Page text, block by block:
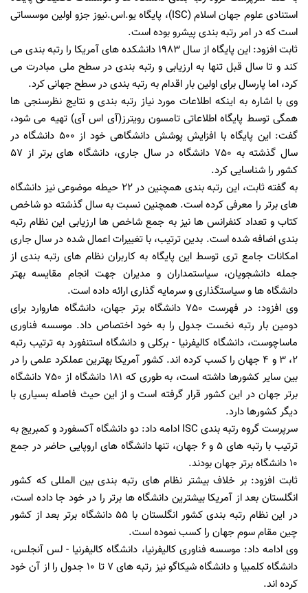
استنادی علوم جهان اسلام (ISC)، پایگاه یو.اس.نیوز جزو اولین موسساتی
است که در امر رتبه بندی پیشرو بوده است.
ثابت افزود: این پایگاه از سال 1983 دانشکده های آمریکا را رتبه بندی می
کند و تا سال قبل تنها به ارزیابی و رتبه بندی در سطح ملی مبادرت می
کرد، اما پارسال برای اولین بار اقدام به رتبه بندی در سطح جهانی کرد.
وی با اشاره به اینکه اطلاعات مورد نیاز رتبه بندی و نتایج نظرسنجی ها
همگی توسط پایگاه اطلاعاتی تامسون رویترز(آی اس آی) تهیه می شود،
گفت: این پایگاه با افزایش پوشش دانشگاهی خود از 500 دانشگاه در
سال گذشته به 750 دانشگاه در سال جاری، دانشگاه های برتر از 57
کشور را شناسایی کرد.
به گفته ثابت، این رتبه بندی همچنین در 22 حیطه موضوعی نیز دانشگاه
های برتر را معرفی کرده است. همچنین نسبت به سال گذشته دو شاخص
کتاب و تعداد کنفرانس ها نیز به جمع شاخص ها ارزیابی این نظام رتبه
بندی اضافه شده است. بدین ترتیب، با تغییرات اعمال شده در سال جاری
امکانات جامع تری توسط این پایگاه به کاربران نظام های رتبه بندی از
جمله دانشجویان، سیاستمداران و مدیران جهت انجام مقایسه بهتر
دانشگاه ها و سیاستگذاری و سرمایه گذاری ارائه داده است.
وی افزود: در فهرست 750 دانشگاه برتر جهان، دانشگاه هاروارد برای
دومین بار رتبه نخست جدول را به خود اختصاص داد. موسسه فناوری
ماساچوست، دانشگاه کالیفرنیا - برکلی و دانشگاه استنفورد به ترتیب رتبه
2، 3 و 4 جهان را کسب کرده اند. کشور آمریکا بهترین عملکرد علمی را در
بین سایر کشورها داشته است، به طوری که 181 دانشگاه از 750 دانشگاه
برتر جهان در این کشور قرار گرفته است و از این حیث فاصله بسیاری با
دیگر کشورها دارد.
سرپرست گروه رتبه بندی ISC ادامه داد: دو دانشگاه آکسفورد و کمبریج به
ترتیب با رتبه های 5 و 6 جهان، تنها دانشگاه های اروپایی حاضر در جمع
10 دانشگاه برتر جهان بودند.
ثابت افزود: بر خلاف بیشتر نظام های رتبه بندی بین المللی که کشور
انگلستان بعد از آمریکا بیشترین دانشگاه ها برتر را در خود جا داده است،
در این نظام رتبه بندی کشور انگلستان با 55 دانشگاه برتر بعد از کشور
چین مقام سوم جهان را کسب نموده است.
وی ادامه داد: موسسه فناوری کالیفرنیا، دانشگاه کالیفرنیا - لس آنجلس،
دانشگاه کلمبیا و دانشگاه شیکاگو نیز رتبه های 7 تا 10 جدول را از آن خود
کرده اند.